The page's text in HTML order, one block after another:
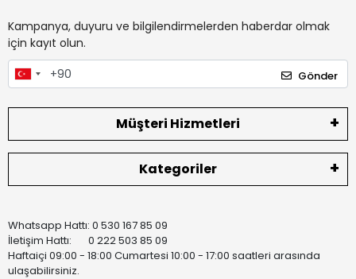
Kampanya, duyuru ve bilgilendirmelerden haberdar olmak
için kayıt olun.
Gönder
Müşteri Hizmetleri
Kategoriler
Whatsapp Hattı: 0 530 167 85 09
İletişim Hattı: 0 222 503 85 09
Haftaiçi 09:00 - 18:00 Cumartesi 10:00 - 17:00 saatleri arasında
ulaşabilirsiniz.